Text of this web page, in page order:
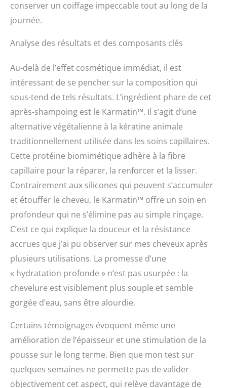
conserver un coiffage impeccable tout au long de la
journée.
Analyse des résultats et des composants clés
Au-delà de l’effet cosmétique immédiat, il est
intéressant de se pencher sur la composition qui
sous-tend de tels résultats. L’ingrédient phare de cet
après-shampoing est le Karmatin™. Il s’agit d’une
alternative végétalienne à la kératine animale
traditionnellement utilisée dans les soins capillaires.
Cette protéine biomimétique adhère à la fibre
capillaire pour la réparer, la renforcer et la lisser.
Contrairement aux silicones qui peuvent s’accumuler
et étouffer le cheveu, le Karmatin™ offre un soin en
profondeur qui ne s’élimine pas au simple rinçage.
C’est ce qui explique la douceur et la résistance
accrues que j’ai pu observer sur mes cheveux après
plusieurs utilisations. La promesse d’une
« hydratation profonde » n’est pas usurpée : la
chevelure est visiblement plus souple et semble
gorgée d’eau, sans être alourdie.
Certains témoignages évoquent même une
amélioration de l’épaisseur et une stimulation de la
pousse sur le long terme. Bien que mon test sur
quelques semaines ne permette pas de valider
objectivement cet aspect, qui relève davantage de